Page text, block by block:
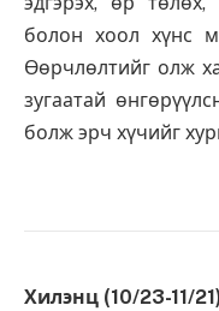
болон хоол хүнс
Өөрчлөлтийг олж
зугаатай
болж эрч хүчийг
Хилэнц (10/23-11/